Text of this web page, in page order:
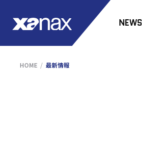
NEWS
HOME 最新情報